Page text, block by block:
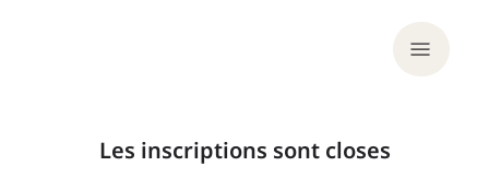
Les inscriptions sont closes